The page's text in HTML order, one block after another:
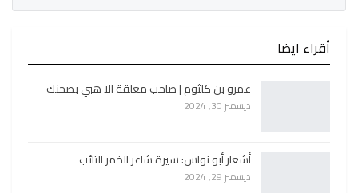
أقراء ايضا
عمرو بن كلثوم | صاحب معلقة الا هبي بصحنك
ديسمبر 30, 2024
أشعار أبو نواس: سيرة شاعر الخمر التائب
ديسمبر 29, 2024